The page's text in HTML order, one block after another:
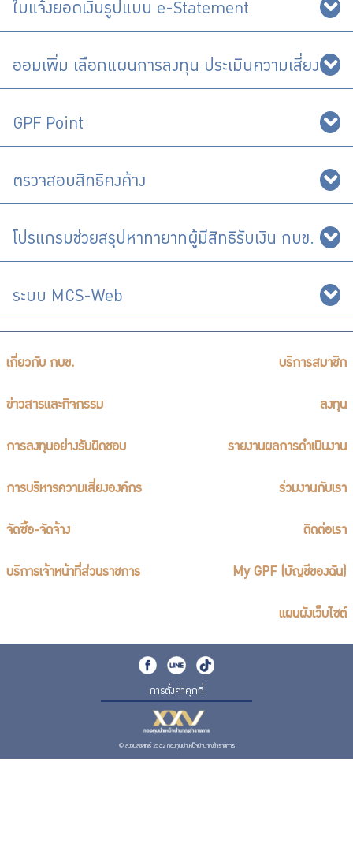
ใบแจ้งยอดเงินรูปแบบ e-Statement
ออมเพิ่ม เลือกแผนการลงทุน ประเมินความเสี่ยง
GPF Point
ตรวจสอบสิทธิคงค้าง
โปรแกรมช่วยสรุปหาทายาทผู้มีสิทธิรับเงิน กบข.
ระบบ MCS-Web
เกี่ยวกับ กบข. บริการสมาชิก
ข่าวสารและกิจกรรม ลงทุน
การลงทุนอย่างรับผิดชอบ รายงานผลการดำเนินงาน
การบริหารความเสี่ยงองค์กร ร่วมงานกับเรา
จัดซื้อ-จัดจ้าง ติดต่อเรา
บริการเจ้าหน้าที่ส่วนราชการ My GPF (บัญชีของฉัน)
แผนผังเว็บไซต์
การตั้งค่าคุกกี้
© สงวนลิขสิทธิ์ 2562 กองทุนบำเหน็จบำนาญข้าราชการ